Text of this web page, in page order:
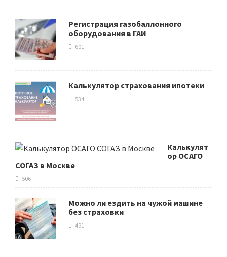
Регистрация газобаллонного
оборудования в ГАИ
601
Калькулятор страхования ипотеки
534
Калькулят
ор ОСАГО
СОГАЗ в Москве
506
Можно ли ездить на чужой машине
без страховки
491